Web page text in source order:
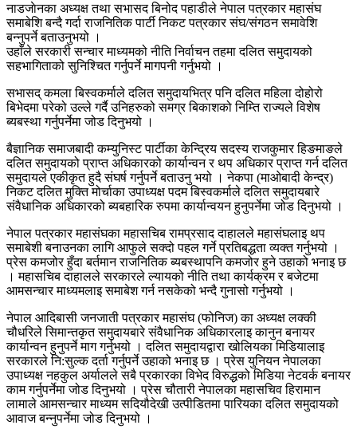
नाडजाेनका अध्यक्ष तथा सभासद बिनोद पहाडीले नेपाल पत्रकार महासंघ
समाबेशि बन्दै गर्दा राजनितिक पार्टी निकट पत्रकार संघ/संगठन समावेशि
बन्नुपर्ने बताउनुभयो ।
उहाँले सरकारी सन्चार माध्यमको नीति निर्वाचन तहमा दलित समुदायको
सहभागिताको सुनिश्चित गर्नुपर्ने मागपनी गर्नुभयो ।
सभासद् कमला बिस्वकर्माले दलित समुदायभित्र पनि दलित महिला दोहोरो
बिभेदमा परेको उल्ले गर्दै उनिहरुको समग्र बिकाशको निम्ति राज्यले विशेष
ब्यबस्था गर्नुपर्नेमा जोड दिनुभयो ।
बैज्ञानिक समाजबादी कम्युनिस्ट पार्टीका केन्द्रिय सदस्य राजकुमार हिङमाङले
दलित समुदायको प्राप्त अधिकारको कार्यान्वन र थप अधिकार प्राप्त गर्न दलित
समुदायले एकीकृत हुदै संघर्ष गर्नुपर्ने बताउनु भयो । नेकपा (माओबादी केन्द्र)
निकट दलित मुक्ति मोर्चाका उपाध्यक्ष पदम बिस्वकर्माले दलित समुदायबारे
संवैधानिक अधिकारको ब्यबहारिक रुपमा कार्यान्वयन हुनुपर्नेमा जोड दिनुभयो ।
नेपाल पत्रकार महासंघका महासचिब रामप्रसाद दाहालले महासंघलाइ थप
समाबेशी बनाउनका लागि आफुले सक्दो पहल गर्ने प्रतिबद्धता व्यक्त गर्नुभयो ।
प्रेस कमजोर हुँदा बर्तमान राजनितिक ब्यबस्थापनि कमजोर हुने उहाको भनाइ छ
। महासचिब दाहालले सरकारले ल्यायको नीति तथा कार्यक्रम र बजेटमा
आमसन्चार माध्यमलाइ समाबेश गर्न नसकेको भन्दै गुनासो गर्नुभयो ।
नेपाल आदिबासी जनजाती पत्रकार महासंघ (फोनिज) का अध्यक्ष लक्की
चौधरिले सिमान्तकृत समुदायबारे संवैधानिक अधिकारलाइ कानुन बनायर
कार्यान्वन हुनुपर्ने माग गर्नुभयो । दलित समुदायद्वारा खोलियका मिडियालाइ
सरकारले नि:सुल्क दर्ता गर्नुपर्ने उहाको भनाइ छ । प्रेस युनियन नेपालका
उपाध्यक्ष नहकुल अर्यालले सबै प्रकारका विभेद विरुद्धको मिडिया नेटवर्क बनायर
काम गर्नुपर्नेमा जोड दिनुभयो । प्रेस चौतारी नेपालका महासचिव हिरामान
लामाले आमसन्चार माध्यम सदियौदेखी उत्पीडितमा पारियका दलित समुदायको
आवाज बन्नुपर्नेमा जोड दिनुभयो ।